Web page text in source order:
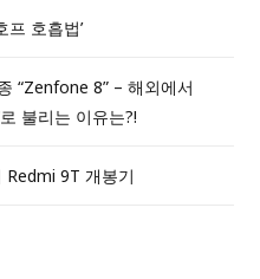
프 호흡법’
“Zenfone 8” – 해외에서
불리는 이유는?!
Redmi 9T 개봉기